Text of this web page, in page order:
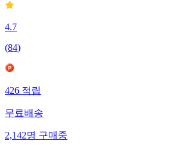
4.7
(84)
426 적립
무료배송
2,142명 구매중